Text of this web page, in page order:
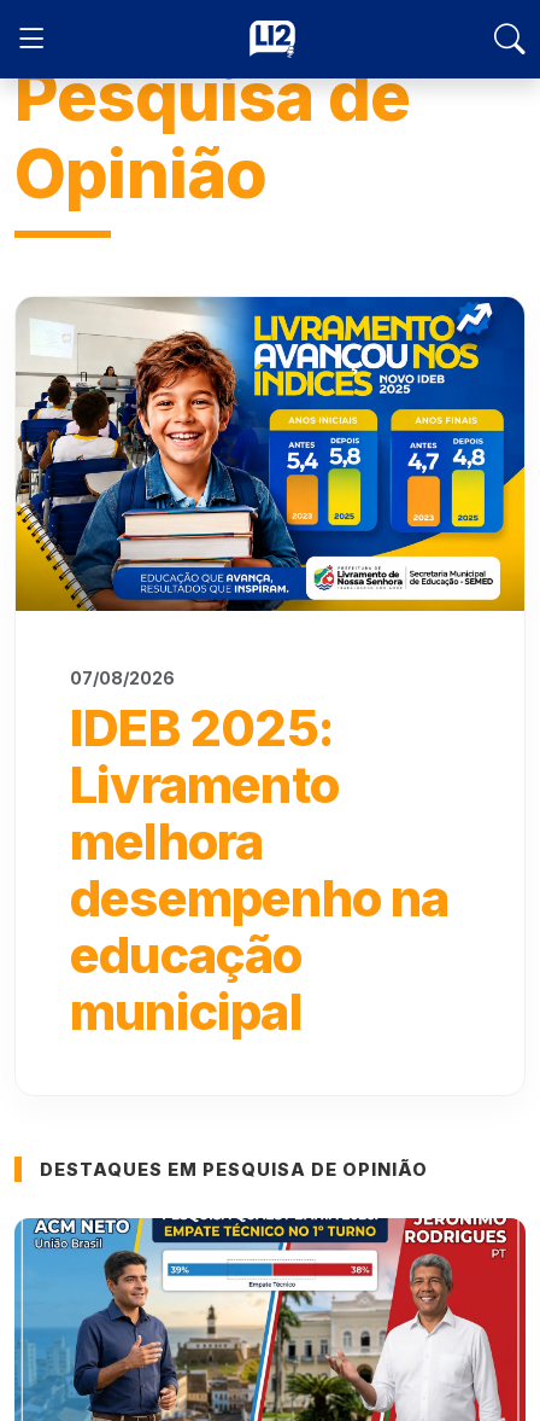
Pesquisa de
Opinião
07/08/2026
IDEB 2025:
Livramento
melhora
desempenho na
educação
municipal
DESTAQUES EM PESQUISA DE OPINIÃO